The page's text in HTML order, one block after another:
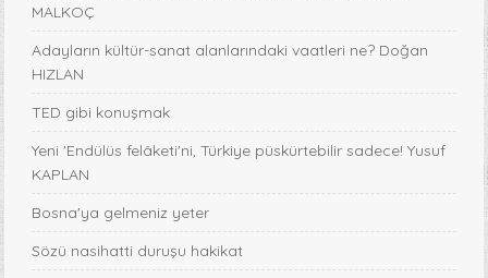
MALKOÇ
Adayların kültür-sanat alanlarındaki vaatleri ne? Doğan
HIZLAN
TED gibi konuşmak
Yeni 'Endülüs felâketi'ni, Türkiye püskürtebilir sadece! Yusuf
KAPLAN
Bosna'ya gelmeniz yeter
Sözü nasihatti duruşu hakikat